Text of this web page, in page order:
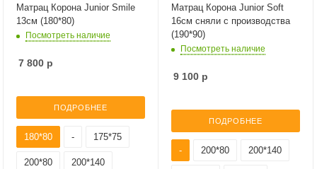
Матрац Корона Junior Smile
13см (180*80)
Посмотреть наличие
7 800 р
ПОДРОБНЕЕ
180*80 - 175*75
200*80 200*140
Матрац Корона Junior Soft
16см сняли с производства
(190*90)
Посмотреть наличие
9 100 р
ПОДРОБНЕЕ
- 200*80 200*140